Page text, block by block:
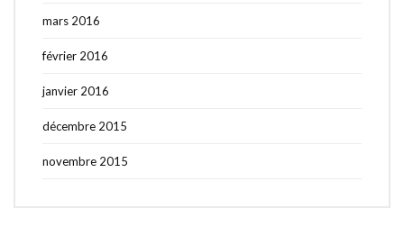
mars 2016
février 2016
janvier 2016
décembre 2015
novembre 2015